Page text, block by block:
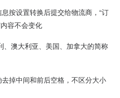
按设置转换后提交给物流商，“订
容不会变化
、澳大利亚、美国、加拿大的简称
掉中间和前后空格，不区分大小